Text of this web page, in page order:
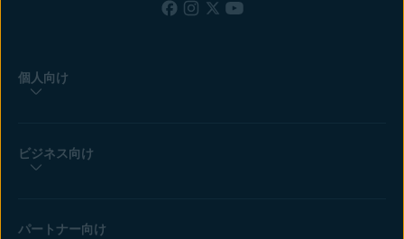
個人向け
ビジネス向け
パートナー向け